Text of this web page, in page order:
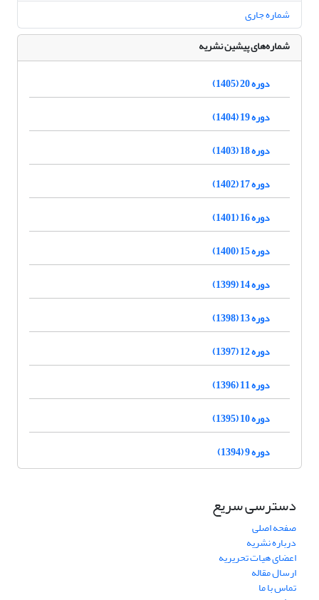
شماره جاری
شماره‌های پیشین نشریه
دوره 20 (1405)
دوره 19 (1404)
دوره 18 (1403)
دوره 17 (1402)
دوره 16 (1401)
دوره 15 (1400)
دوره 14 (1399)
دوره 13 (1398)
دوره 12 (1397)
دوره 11 (1396)
دوره 10 (1395)
دوره 9 (1394)
دسترسی سریع
صفحه اصلی
درباره نشریه
اعضای هیات تحریریه
ارسال مقاله
تماس با ما